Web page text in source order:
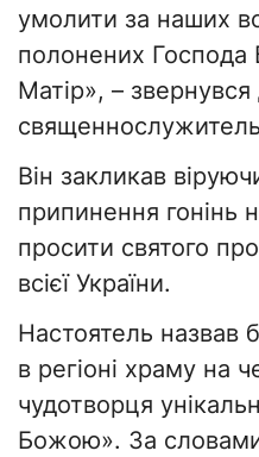
умолити за наших
полонених Господа
Матір», –
Він закликав
припинення гонінь
просити святого
всієї України.
Настоятель назвав
в регіоні храму на
чудотворця
Божою». За словами